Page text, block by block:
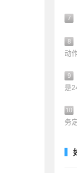
7
8
动
9
是
10
务